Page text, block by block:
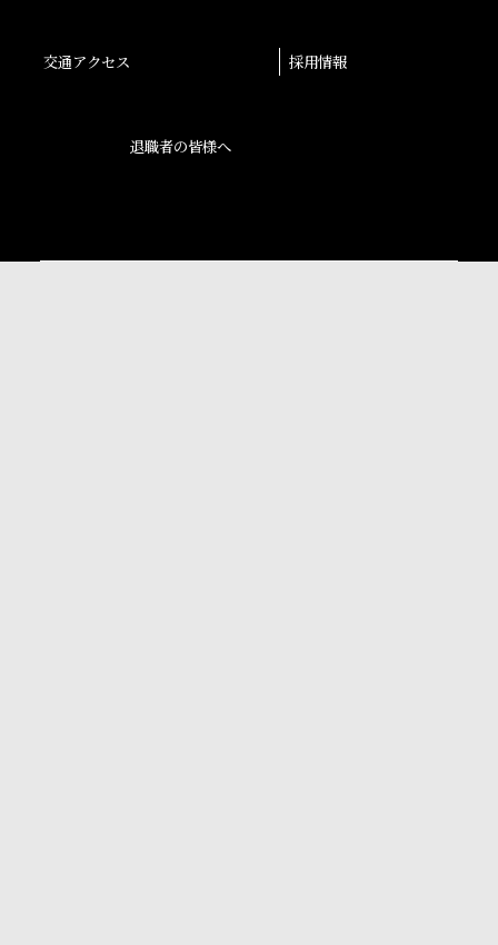
交通アクセス 採用情報
退職者の皆様へ